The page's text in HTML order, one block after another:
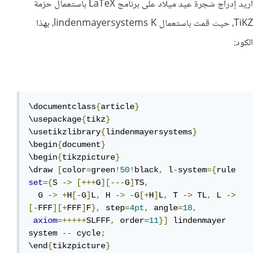
أريد إدراج شجرة عيد ميلاد على برنامج LaTeX باستعمال حزمة
TiKZ، حيث قمت باستعمال lindenmayersystems K، بهذا
الكود:
\documentclass{article}
\usepackage{tikz}
\usetikzlibrary{lindenmayersystems}
\begin{document}
\begin{tikzpicture}
\draw [color=green!50!black, l-system={
set={S -> [+++G][---G]TS,
  G
-> +H [-G]L, H -> -G [+H]L, T -> TL, L ->
[-FFF][+FFF]F}, step=4pt, angle=18,
axiom=+++++SLFFF, order=11}]
lindenmayer
system -- cycle;
\end{tikzpicture}